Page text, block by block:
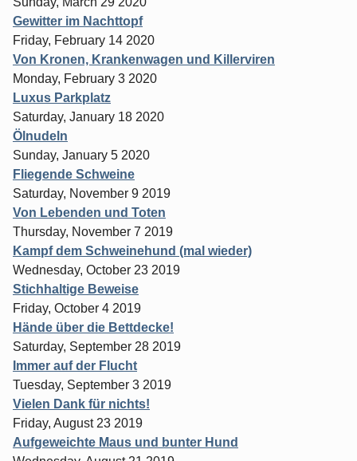
Gewitter im Nachttopf
Friday, February 14 2020
Von Kronen, Krankenwagen und Killerviren
Monday, February 3 2020
Luxus Parkplatz
Saturday, January 18 2020
Ölnudeln
Sunday, January 5 2020
Fliegende Schweine
Saturday, November 9 2019
Von Lebenden und Toten
Thursday, November 7 2019
Kampf dem Schweinehund (mal wieder)
Wednesday, October 23 2019
Stichhaltige Beweise
Friday, October 4 2019
Hände über die Bettdecke!
Saturday, September 28 2019
Immer auf der Flucht
Tuesday, September 3 2019
Vielen Dank für nichts!
Friday, August 23 2019
Aufgeweichte Maus und bunter Hund